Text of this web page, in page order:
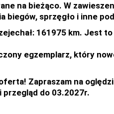
na bieżąco. W
sprzęgło i inne
161975 km. Jest to
egzemplarz, który
Zapraszam na
przegląd do 03.2027r.